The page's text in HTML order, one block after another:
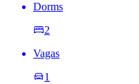
Dorms
2
Vagas
1